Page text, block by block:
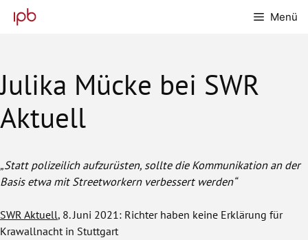
Inhalt
Menü
Julika Mücke bei SWR
Aktuell
„Statt polizeilich aufzurüsten, sollte die Kommunikation an der
Basis etwa mit Streetworkern verbessert werden“
SWR Aktuell, 8. Juni 2021: Richter haben keine Erklärung für
Krawallnacht in Stuttgart